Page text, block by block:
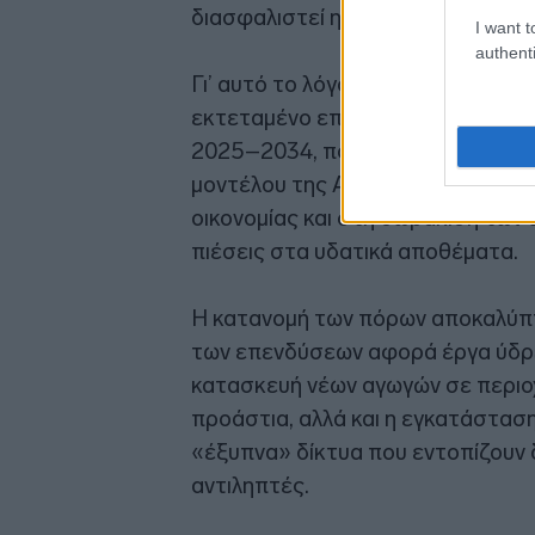
I want
διασφαλιστεί η βιωσιμότητα του
Γι’ αυτό το λόγο, στο επίκεντρο
εκτεταμένο επενδυτικό
2025–2034, που στοχεύει στον
μοντέλου της Αττικής. Η
οικονομίας και στη θωράκιση
πιέσεις στα υδατικά αποθέματα.
Η κατανομή των πόρων
των επενδύσεων αφορά έργα
κατασκευή νέων αγωγών σε
προάστια, αλλά και η
«έξυπνα» δίκτυα που εντοπίζουν
αντιληπτές.